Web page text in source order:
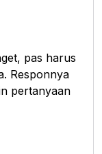
pas harus
Responnya
pertanyaan